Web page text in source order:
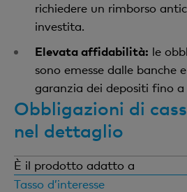
richiedere un rimborso
investita.
Elevata affidabilità: le
sono emesse dalle banche
garanzia dei depositi fino
Obbligazioni di
nel dettaglio
È il prodotto adatto a
privati che desiderano
Tasso d’interesse